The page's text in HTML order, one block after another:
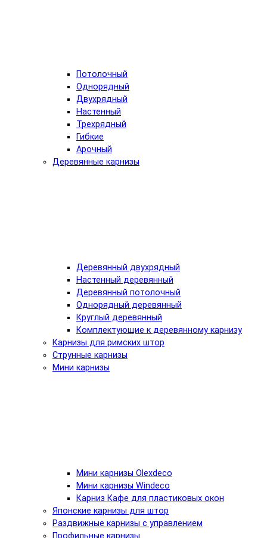
Потолочный
Однорядный
Двухрядный
Настенный
Трехрядный
Гибкие
Арочный
Деревянные карнизы
Деревянный двухрядный
Настенный деревянный
Деревянный потолочный
Однорядный деревянный
Круглый деревянный
Комплектующие к деревянному карнизу
Карнизы для римских штор
Струнные карнизы
Мини карнизы
Мини карнизы Olexdeco
Мини карнизы Windeco
Карниз Кафе для пластиковых окон
Японские карнизы для штор
Раздвижные карнизы с управлением
Профильные карнизы